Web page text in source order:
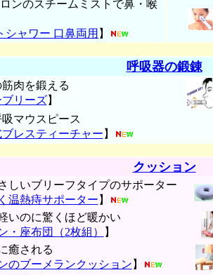
ロンのスチームミストで鼻・喉
シャワー 口鼻両用 】
呼吸器の鍛錬
筋肉を鍛える
リーズ】
吸マウスピース
レスティーチャー 】
クッション
しいブリーフタイプのサポーター
温熱痔サポーター 】
いのに驚くほど暖かい
・座布団（2枚組）
】
癒される
のブーメランクッション 】